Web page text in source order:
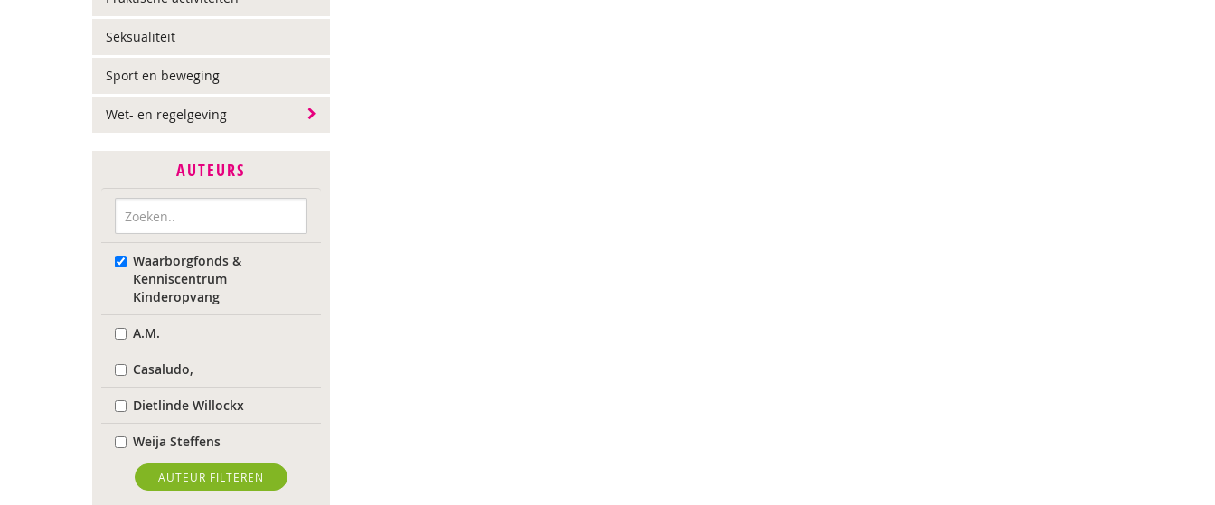
Seksualiteit
Sport en beweging
Wet- en regelgeving
AUTEURS
Waarborgfonds &
Kenniscentrum
Kinderopvang
A.M.
Casaludo,
Dietlinde Willockx
Weija Steffens
Ilse Aerden
AUTEUR FILTEREN